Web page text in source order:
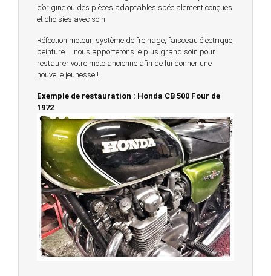
d’origine ou des pièces adaptables spécialement conçues
et choisies avec soin.
Réfection moteur, système de freinage, faisceau électrique,
peinture … nous apporterons le plus grand soin pour
restaurer votre moto ancienne afin de lui donner une
nouvelle jeunesse !
Exemple de restauration : Honda CB 500 Four de
1972
© 2023 -Chambourcy Motos 78 - 7bis chemin de la
Forêt - 78240 - Chambourcy -
Garage Motos et Scooters depuis 20 ans à votre
service entre Saint Germain en Laye et Poissy
Achat de motos et scooters - Dépôt vente - Réparation
- Concessionnaire Voge - Concessionnaire
Multimarques